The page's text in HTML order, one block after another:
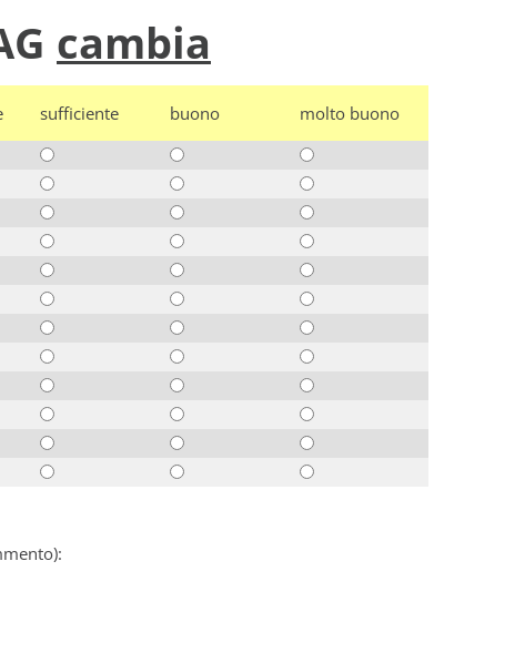
cambia
sufficiente buono
molto buono